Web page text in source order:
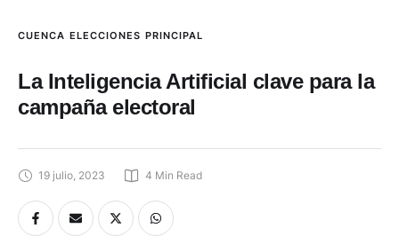
CUENCA ELECCIONES PRINCIPAL
La Inteligencia Artificial clave para la
campaña electoral
19 julio, 2023 4 Min Read